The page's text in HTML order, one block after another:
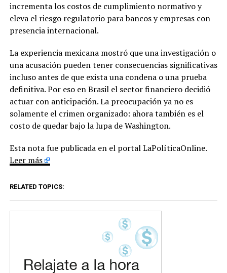
incrementa los costos de cumplimiento normativo y
eleva el riesgo regulatorio para bancos y empresas con
presencia internacional.
La experiencia mexicana mostró que una investigación o
una acusación pueden tener consecuencias significativas
incluso antes de que exista una condena o una prueba
definitiva. Por eso en Brasil el sector financiero decidió
actuar con anticipación. La preocupación ya no es
solamente el crimen organizado: ahora también es el
costo de quedar bajo la lupa de Washington.
Esta nota fue publicada en el portal LaPolíticaOnline.
Leer más
RELATED TOPICS: